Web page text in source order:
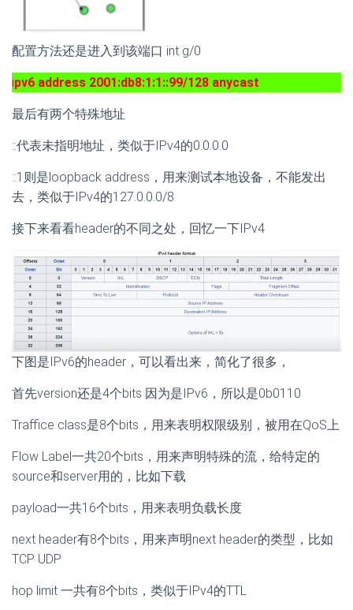
配置方法还是进入到该端口 int g/0
ipv6 address 2001:db8:1:1::99/128 anycast
最后有两个特殊地址
::代表未指明地址，类似于IPv4的0.0.0.0
::1则是loopback address，用来测试本地设备，不能发出
去，类似于IPv4的127.0.0.0/8
接下来看看header的不同之处，回忆一下IPv4
下图是IPv6的header，可以看出来，简化了很多，
首先version还是4个bits 因为是IPv6，所以是0b0110
Traffice class是8个bits，用来表明权限级别，被用在QoS上
Flow Label一共20个bits，用来声明特殊的流，给特定的
source和server用的，比如下载
payload一共16个bits，用来表明负载长度
next header有8个bits，用来声明next header的类型，比如
TCP UDP
hop limit 一共有8个bits，类似于IPv4的TTL